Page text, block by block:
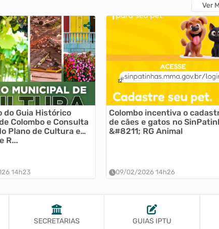
Ver
do Guia Histórico
Colombo e Consulta
Plano de Cultura e
R...
14h23
Colombo incentiva o
de cães e gatos no
&#8211; RG Animal
09/02/2026 14h26
SECRETARIAS GUIAS IPTU